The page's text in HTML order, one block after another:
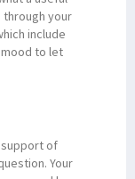
your
include
to let
support of
Your